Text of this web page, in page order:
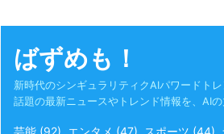
ばずめも！
新時代のシンギュラリティクAIパワードト
話題の最新ニュースやトレンド情報を、AI
芸能 (92) エンタメ (47) スポーツ (44)